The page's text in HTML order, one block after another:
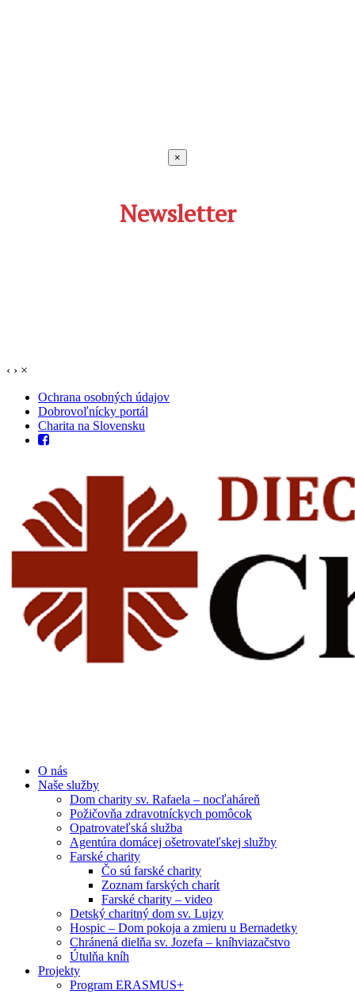
×
Newsletter
‹ › ×
Ochrana osobných údajov
Dobrovoľnícky portál
Charita na Slovensku
O nás
Naše služby
Dom charity sv. Rafaela – nocľaháreň
Požičovňa zdravotníckych pomôcok
Opatrovateľská služba
Agentúra domácej ošetrovateľskej služby
Farské charity
Čo sú farské charity
Zoznam farských charít
Farské charity – video
Detský charitný dom sv. Lujzy
Hospic – Dom pokoja a zmieru u Bernadetky
Chránená dielňa sv. Jozefa – kníhviazačstvo
Útulňa kníh
Projekty
Program ERASMUS+